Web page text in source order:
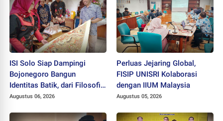
ISI Solo Siap Dampingi
Bojonegoro Bangun
Identitas Batik, dari Filosofi
hingga HAKI
Augustus 06, 2026
Perluas Jejaring Global,
FISIP UNISRI Kolaborasi
dengan IIUM Malaysia
Augustus 05, 2026